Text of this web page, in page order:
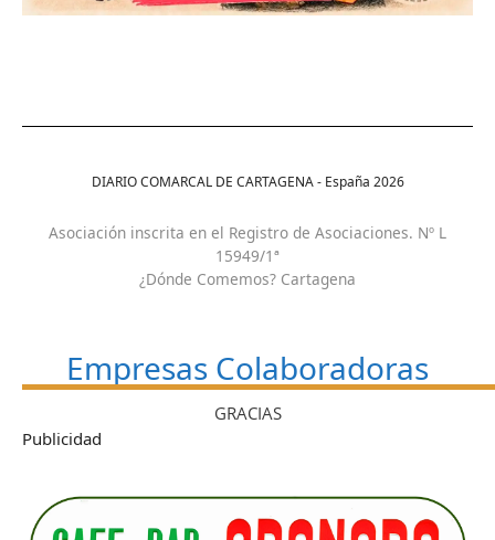
DIARIO COMARCAL DE CARTAGENA - España 2026
Asociación inscrita en el Registro de Asociaciones. Nº L
15949/1ª
¿Dónde Comemos? Cartagena
Empresas Colaboradoras
GRACIAS
Publicidad